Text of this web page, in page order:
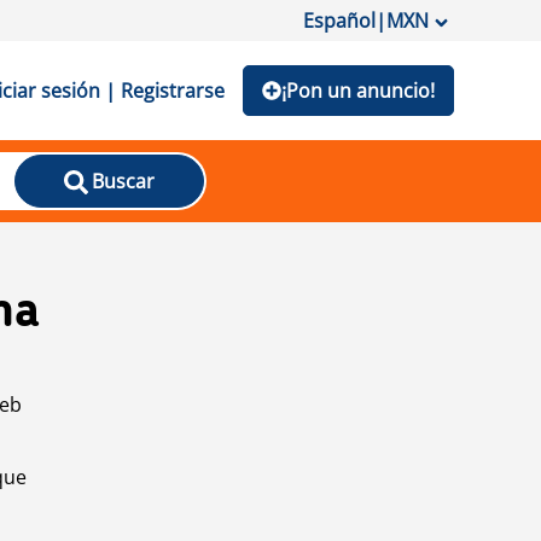
Español|MXN
sesión | Registrarse ¡Pon un anuncio!
Buscar